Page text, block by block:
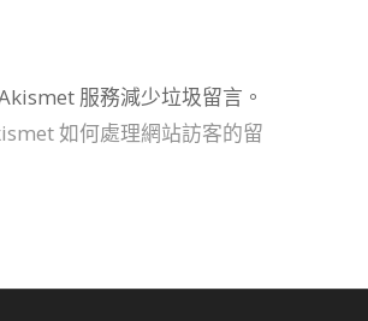
服務減少垃圾留言。
如何處理網站訪客的留